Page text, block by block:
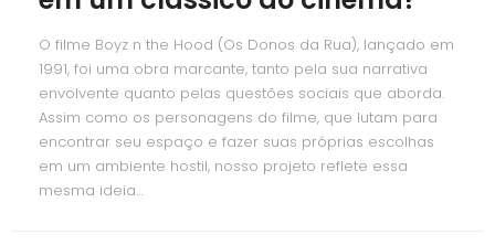
O filme Boyz n the Hood (Os Donos da Rua), lançado em
1991, foi uma obra marcante, tanto pela sua narrativa
envolvente quanto pelas questões sociais que aborda.
Assim como os personagens do filme, que lutam para
encontrar seu espaço e fazer suas próprias escolhas
em um ambiente hostil, nosso projeto reflete essa
mesma ideia…